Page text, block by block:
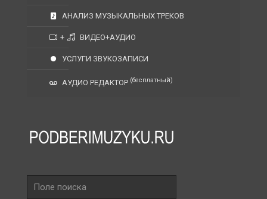
АНАЛИЗ МУЗЫКАЛЬНЫХ ТРЕКОВ
+ ВИДЕО+АУДИО
УСЛУГИ ЗВУКОЗАПИСИ
АУДИО РЕДАКТОР (бесплатный)
поиска